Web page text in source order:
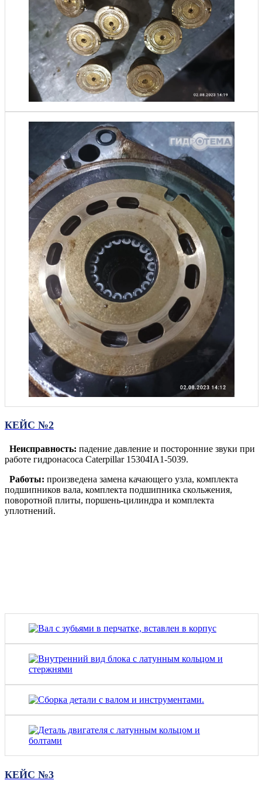
КЕЙС №2
Неисправность: падение давление и посторонние звуки при
работе гидронасоса Caterpillar 15304IA1-5039.
Работы: произведена замена качающего узла, комплекта
подшипников вала, комплекта подшипника скольжения,
поворотной плиты, поршень-цилиндра и комплекта
уплотнений.
КЕЙС №3